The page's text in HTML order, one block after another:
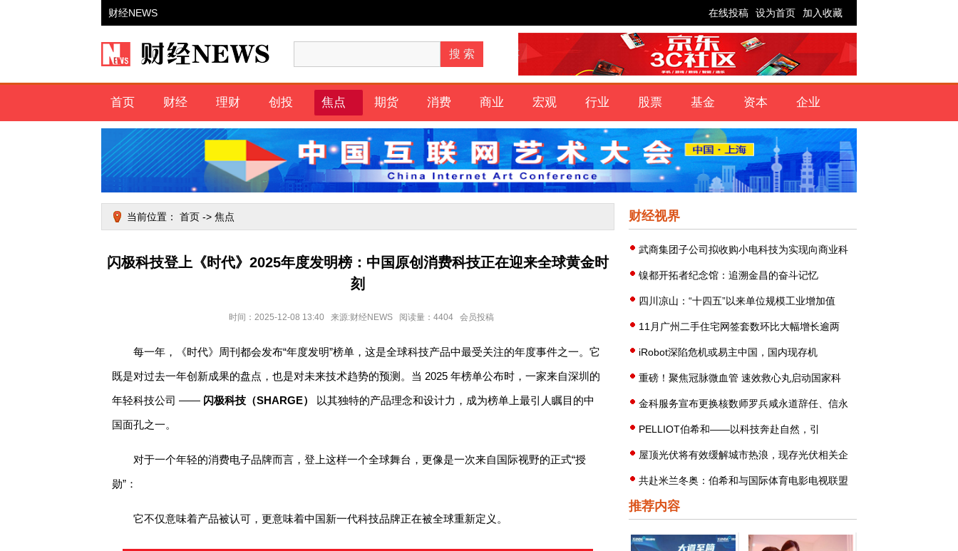
财经NEWS 在线投稿 设为首页 加入收藏
首页 财经 理财 创投 焦点 期货 消费 商业 宏观 行业 股票 基金 资本 企业
当前位置： 首页 -> 焦点
闪极科技登上《时代》2025年度发明榜：中国原创消费科技正在迎来全球黄金时
刻
时间：2025-12-08 13:40 来源:财经NEWS 阅读量：4404 会员投稿
每一年，《时代》周刊都会发布“年度发明”榜单，这是全球科技产品中最受关注的年度事件之一。它
既是对过去一年创新成果的盘点，也是对未来技术趋势的预测。当 2025 年榜单公布时，一家来自深圳的
年轻科技公司 —— 闪极科技（SHARGE）
以其独特的产品理念和设计力，成为榜单上最引人瞩目的中
国面孔之一。
对于一个年轻的消费电子品牌而言，登上这样一个全球舞台，更像是一次来自国际视野的正式“授
勋”：
它不仅意味着产品被认可，更意味着中国新一代科技品牌正在被全球重新定义。
财经视界
武商集团子公司拟收购小电科技为实现向商业科
镍都开拓者纪念馆：追溯金昌的奋斗记忆
四川凉山：“十四五”以来单位规模工业增加值
11月广州二手住宅网签套数环比大幅增长逾两
iRobot深陷危机或易主中国，国内现存机
重磅！聚焦冠脉微血管 速效救心丸启动国家科
金科服务宣布更换核数师罗兵咸永道辞任、信永
PELLIOT伯希和——以科技奔赴自然，引
屋顶光伏将有效缓解城市热浪，现存光伏相关企
共赴米兰冬奥：伯希和与国际体育电影电视联盟
推荐内容